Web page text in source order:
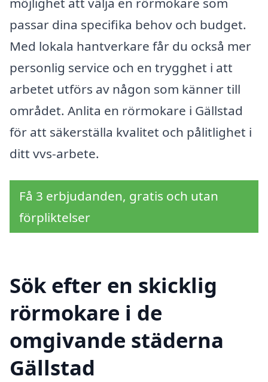
passar dina specifika behov och budget.
Med lokala hantverkare får du också mer
personlig service och en trygghet i att
arbetet utförs av någon som känner till
området. Anlita en rörmokare i Gällstad
för att säkerställa kvalitet och pålitlighet i
ditt vvs-arbete.
Få 3 erbjudanden, gratis och utan
förpliktelser
Sök efter en skicklig
rörmokare i de
omgivande städerna
Gällstad